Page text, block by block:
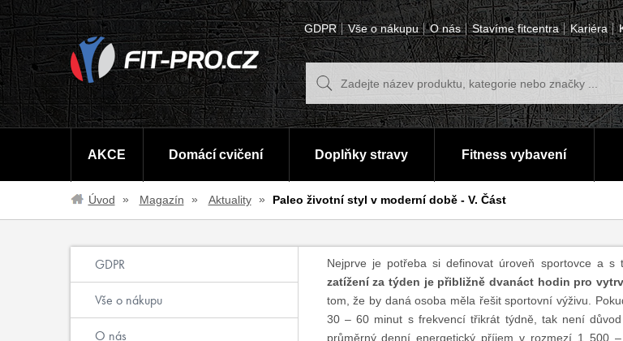
GDPR Vše o nákupu O nás Stavíme fitcentra Kariéra
AKCE Domácí cvičení Doplňky stravy Fitness vybavení
Úvod Magazín Aktuality Paleo životní styl v moderní době - V. Část
Nejprve je potřeba si definovat úroveň sportovce a
zatížení za týden je přibližně dvanáct hodin pro
tom, že by daná osoba měla řešit sportovní výživu.
30 – 60 minut s frekvencí třikrát týdně, tak není
průměrný denní energetický příjem v rozmezí 1 500
GDPR
Vše o nákupu
O nás